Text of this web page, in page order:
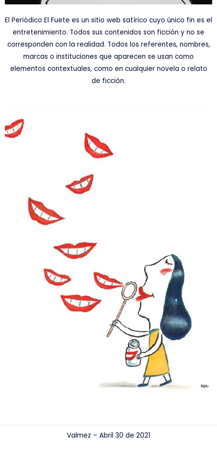
El Periódico El Fuete es un sitio web satírico cuyo único fin es el
entretenimiento. Todos sus contenidos son ficción y no se
corresponden con la realidad. Todos los referentes, nombres,
marcas o instituciones que aparecen se usan como
elementos contextuales, como en cualquier novela o relato
de ficción.
Valmez – Abril 30 de 2021